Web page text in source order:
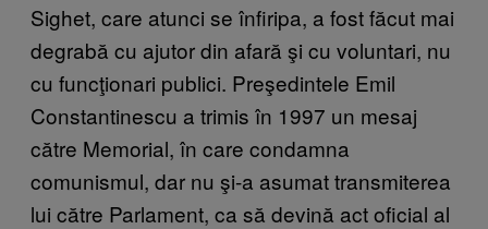
Sighet, care atunci se înfiripa, a fost făcut mai
degrabă cu ajutor din afară şi cu voluntari, nu
cu funcţionari publici. Preşedintele Emil
Constantinescu a trimis în 1997 un mesaj
către Memorial, în care condamna
comunismul, dar nu şi-a asumat transmiterea
lui către Parlament, ca să devină act oficial al